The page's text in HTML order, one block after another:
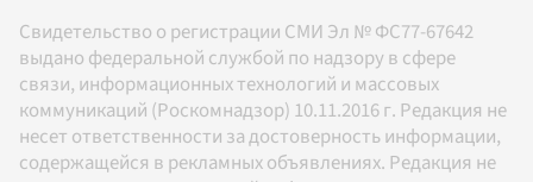
Свидетельство о регистрации СМИ Эл № ФС77-67642
выдано федеральной службой по надзору в сфере
связи, информационных технологий и массовых
коммуникаций (Роскомнадзор) 10.11.2016 г. Редакция не
несет ответственности за достоверность информации,
содержащейся в рекламных объявлениях. Редакция не